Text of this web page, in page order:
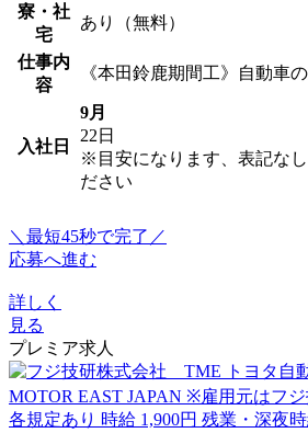
寮・社
宅
あり（無料）
仕事内
容
《本田鈴鹿期間工》自動車
入社日
9月
22日
※目安になります、表記な
ださい
＼最短45秒で完了／
応募へ進む
詳しく
見る
プレミア求人